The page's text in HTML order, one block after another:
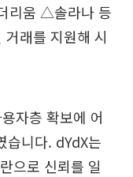
리움 △솔라나 등
래를 지원해 시
자층 확보에 어
습니다. dYdX는
으로 신뢰를 일